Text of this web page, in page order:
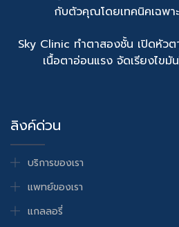
กับตัวคุณโดยเทคนิคเฉพา
Sky Clinic ทำตาสองชั้น เปิดหัว
เนื้อตาอ่อนแรง จัดเรียงไขมั
ลิงค์ด่วน
บริการของเรา
แพทย์ของเรา
แกลลอรี่